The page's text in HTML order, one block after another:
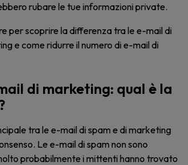
rubare le tue informazioni private.
per scoprire la differenza tra le e-mail di
e come ridurre il numero di e-mail di
di marketing: qual è la
tra le e-mail di spam e di marketing
Le e-mail di spam non sono
probabilmente i mittenti hanno trovato